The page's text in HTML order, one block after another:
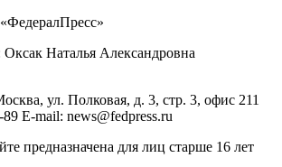
Наталья Александровна
ул. Полковая, д. 3, стр. 3, офис 211
E-mail: news@fedpress.ru
предназначена для лиц старше 16 лет